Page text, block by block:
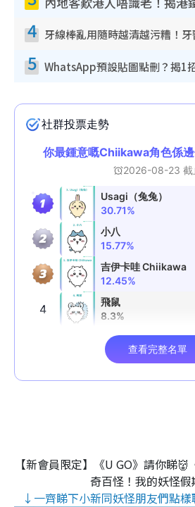
4
5
【新會員限定】《U GO》請你睇
奇百怪！我的妖怪假
↓一齊睇下小新同妖怪朋友們點